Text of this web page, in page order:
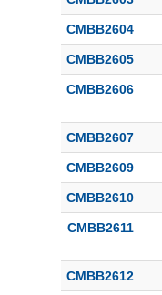
CMBB2604
CMBB2605
CMBB2606
CMBB2607
CMBB2609
CMBB2610
CMBB2611
CMBB2612
Bài viết của tác giả
Báo cáo phân tích
Thuật ngữ(-)
Dịch vụ(-)
Sách tài chính